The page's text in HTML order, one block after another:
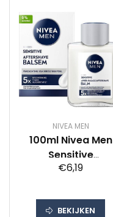
NIVEA MEN
100ml Nivea Men
Sensitive
Aftershave Balsem
€6,19
BEKIJKEN